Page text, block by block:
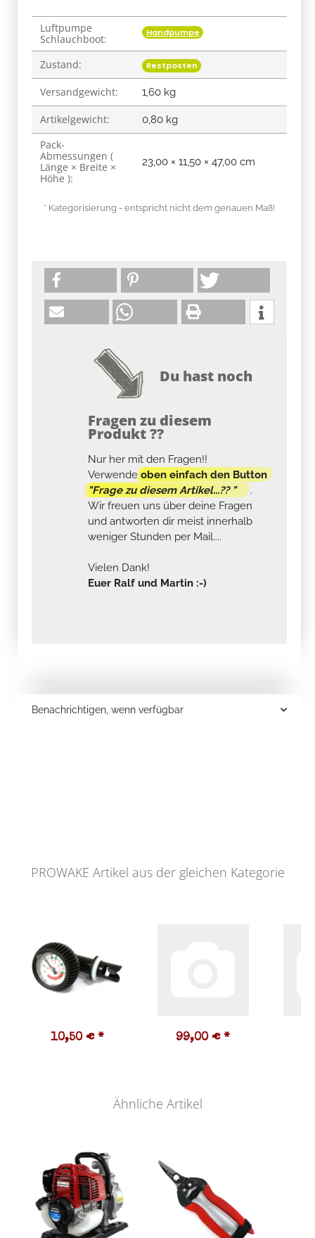
Produkteigenschaft
Wert
Luftpumpe
Schlauchboot:
Handpumpe
Zustand: Restposten
Versandgewicht: 1,60 kg
Artikelgewicht: 0,80 kg
Pack-
Abmessungen (
Länge × Breite ×
Höhe ):
23,00 × 11,50 × 47,00 cm
* Kategorisierung - entspricht nicht dem genauen Maß!
Du hast noch
Fragen zu diesem
Produkt ??
Nur her mit den Fragen!!
Verwendeoben einfach den Button
"Frage zu diesem Artikel...?? "
.
Wir freuen uns über deine Fragen
und antworten dir meist innerhalb
weniger Stunden per Mail....
Vielen Dank!
Euer Ralf und Martin :-)
Benachrichtigen, wenn verfügbar
PROWAKE Artikel aus der gleichen Kategorie
10,50 € * 99,00 € *
Ähnliche Artikel